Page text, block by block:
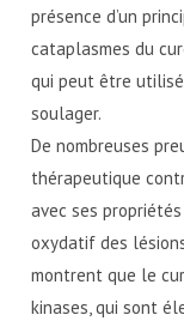
présence d’un
cataplasmes du
qui peut être
soulager.
De nombreuses
thérapeutique
avec ses
oxydatif des
montrent que le
kinases, qui sont